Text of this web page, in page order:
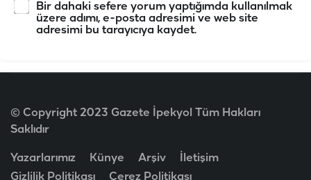
Bir dahaki sefere yorum yaptığımda kullanılmak
üzere adımı, e-posta adresimi ve web site
adresimi bu tarayıcıya kaydet.
© Copyright 2023 Gazete İpekyol Tüm Hakları
Saklıdır
Yazarlarımız Künye Arşiv
İletişim
Gizlilik Politikası
Çerez Politikası